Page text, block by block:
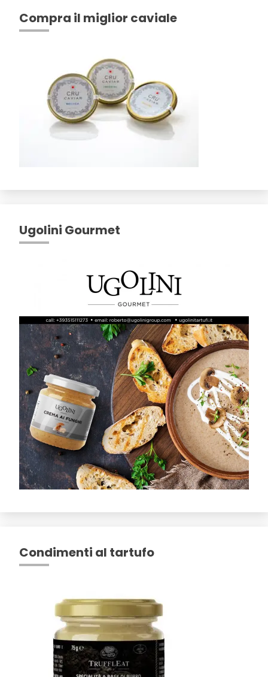
Compra il miglior caviale
Ugolini Gourmet
Condimenti al tartufo